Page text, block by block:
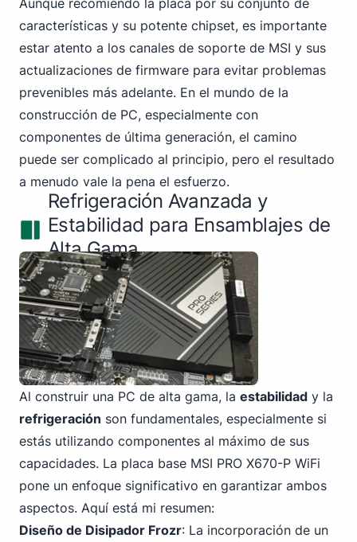
características y su potente chipset, es importante
estar atento a los canales de soporte de MSI y sus
actualizaciones de firmware para evitar problemas
prevenibles más adelante. En el mundo de la
construcción de PC, especialmente con
componentes de última generación, el camino
puede ser complicado al principio, pero el resultado
a menudo vale la pena el esfuerzo.
Refrigeración Avanzada y
Estabilidad para Ensamblajes de
Alta Gama
Al construir una PC de alta gama, la estabilidad y la
refrigeración son fundamentales, especialmente si
estás utilizando componentes al máximo de sus
capacidades. La placa base MSI PRO X670-P WiFi
pone un enfoque significativo en garantizar ambos
aspectos. Aquí está mi resumen:
Diseño de Disipador Frozr: La incorporación de un